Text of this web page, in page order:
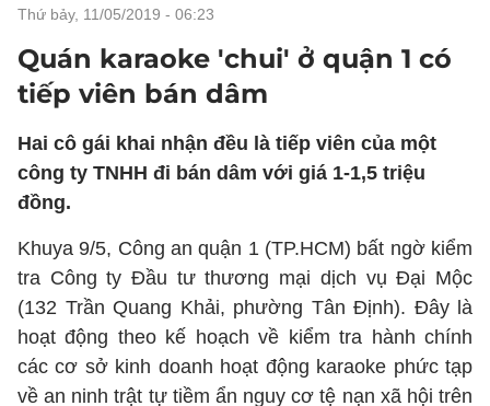
thứ bảy, 11/05/2019 - 06:23
Quán karaoke 'chui' ở quận 1 có
tiếp viên bán dâm
Hai cô gái khai nhận đều là tiếp viên của một
công ty TNHH đi bán dâm với giá 1-1,5 triệu
đồng.
Khuya 9/5, Công an quận 1 (TP.HCM) bất ngờ kiểm
tra Công ty Đầu tư thương mại dịch vụ Đại Mộc
(132 Trần Quang Khải, phường Tân Định). Đây là
hoạt động theo kế hoạch về kiểm tra hành chính
các cơ sở kinh doanh hoạt động karaoke phức tạp
về an ninh trật tự tiềm ẩn nguy cơ tệ nạn xã hội trên